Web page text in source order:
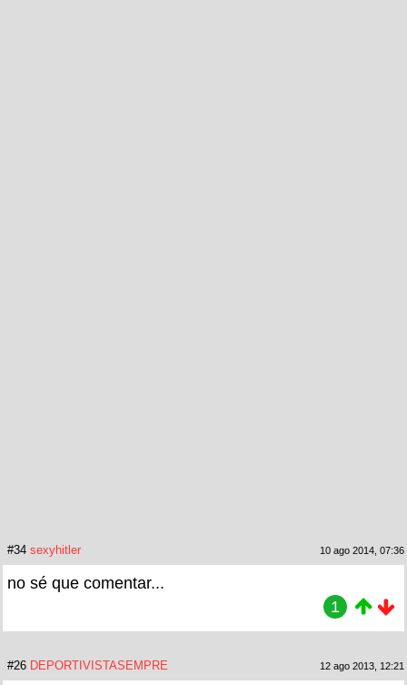
#34 sexyhitler 10 ago 2014, 07:36
no sé que comentar...
1
#26 DEPORTIVISTASEMPRE 12 ago 2013, 12:21